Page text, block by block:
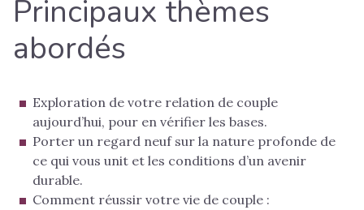
Principaux thèmes
abordés
Exploration de votre relation de couple
aujourd’hui, pour en vérifier les bases.
Porter un regard neuf sur la nature profonde de
ce qui vous unit et les conditions d’un avenir
durable.
Comment réussir votre vie de couple :